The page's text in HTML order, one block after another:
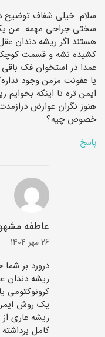
سلام. خیلی شفاف توضیح
سختی جراحی مهمه. من
هستند اگر ریشه دندان
کشیده نشه و قسمت
عمدا در استخوان فک
یا عفونت مزمن وجود
ایمن‌ تره تا اینکه
هنوز نگران عوارض
خصوص چیه؟
پاسخ
عاطفه
26 مهر 1404
درورد بر
ریشه دندان
کرونوکتومی
یک روش
ریشه عاری
کامل